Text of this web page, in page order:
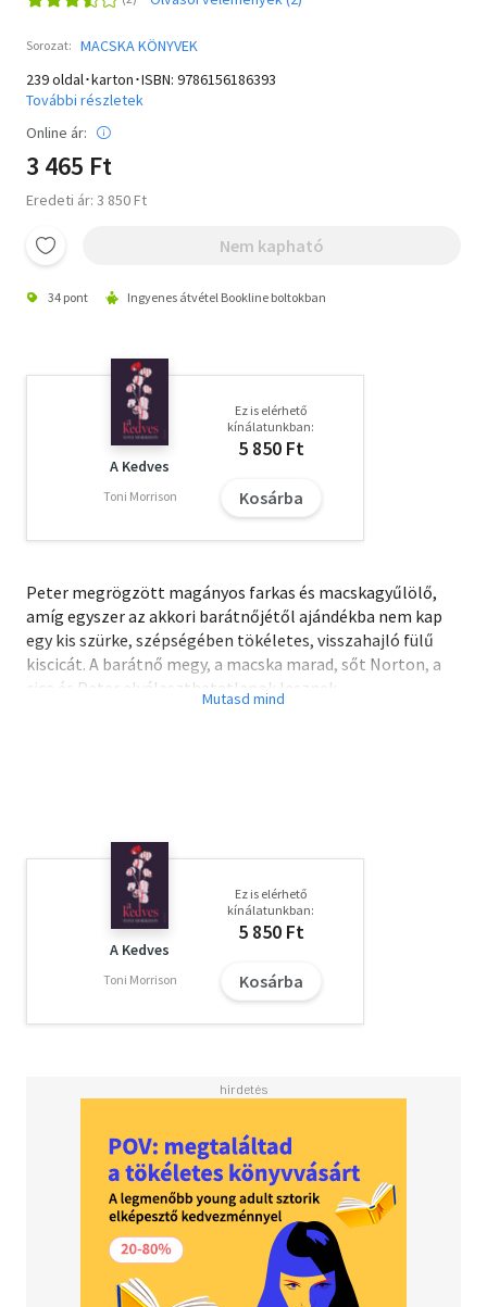
Sorozat: MACSKA KÖNYVEK
239 oldal･karton･ISBN: 9786156186393
További részletek
Online ár:
3 465 Ft
Eredeti ár: 3 850 Ft
Nem kapható
34 pont Ingyenes átvétel Bookline boltokban
A Kedves
Toni Morrison
Ez is elérhető
kínálatunkban:
5 850 Ft
Kosárba
Peter megrögzött magányos farkas és macskagyűlölő,
amíg egyszer az akkori barátnőjétől ajándékba nem kap
egy kis szürke, szépségében tökéletes, visszahajló fülű
kiscicát. A barátnő megy, a macska marad, sőt Norton, a
cica és Peter elválaszthatatlanok lesznek.
szeressen egy másik embert?
Vicces, megható és igaz történet, hűségről és
barátságról, és egy különleges macskáról
Olvasd el mások véleményét is!
A Kedves
Toni Morrison
Ez is elérhető
kínálatunkban:
5 850 Ft
Kosárba